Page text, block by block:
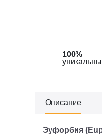
100%
100%
Описание
Эуфорбия